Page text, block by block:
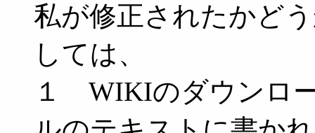
私が修正されたかど
しては、
１ WIKIのダウンロ